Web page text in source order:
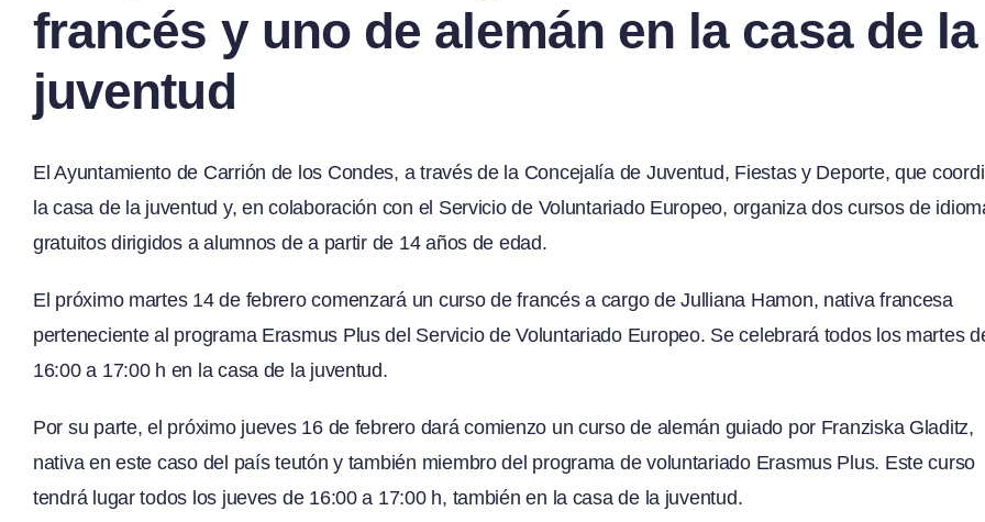
francés y uno de alemán en la casa de la
juventud
El Ayuntamiento de Carrión de los Condes, a través de la Concejalía de Juventud, Fiestas y Deporte, que
la casa de la juventud y, en colaboración con el Servicio de Voluntariado Europeo, organiza dos cursos de
gratuitos dirigidos a alumnos de a partir de 14 años de edad.
El próximo martes 14 de febrero comenzará un curso de francés a cargo de Julliana Hamon, nativa francesa
perteneciente al programa Erasmus Plus del Servicio de Voluntariado Europeo. Se celebrará todos los martes
16:00 a 17:00 h en la casa de la juventud.
Por su parte, el próximo jueves 16 de febrero dará comienzo un curso de alemán guiado por Franziska Gladitz,
nativa en este caso del país teutón y también miembro del programa de voluntariado Erasmus Plus. Este curso
tendrá lugar todos los jueves de 16:00 a 17:00 h, también en la casa de la juventud.